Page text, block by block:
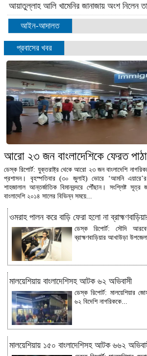
আয়াতুল্লাহ আলি খামেনির জানাজায় অংশ নিলেন
আইন-আদালত
প্রবাসের খবর
আরো ২৩ জন বাংলাদেশিকে ফেরত
ডেস্ক রিপোর্ট: যুক্তরাষ্ট্র থেকে আরো ২৩ জন বাংলাদেশি
প্রশাসন। বৃহস্পতিবার (৩০ জুলাই) ভোরে ‘আমনি
শাহজালাল আন্তর্জাতিক বিমানবন্দরে পৌঁছান। সংশ্লিষ্ট
বাংলাদেশি ২০১৪ সালের বিভিন্ন সময়ে...
ওমরাহ পালন করে বাড়ি ফেরা হলো না
ডেস্ক রিপোর্ট: সৌদি
ব্রাহ্মণবাড়িয়ার আখাউড়া
মালয়েশিয়ায় বাংলাদেশিসহ আটক ৬২ অভিবাসী
ডেস্ক রিপোর্ট: মালয়েশিয়ার
৬২ বিদেশি নাগরিককে...
মালয়েশিয়ায় ১৫০ বাংলাদেশিসহ আটক ৬৬২